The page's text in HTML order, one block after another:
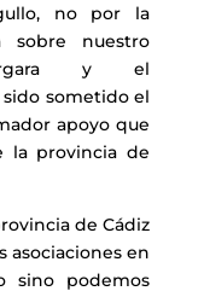
no por la
sobre nuestro
y el
sometido el
apoyo que
la provincia de
de Cádiz
asociaciones en
sino podemos